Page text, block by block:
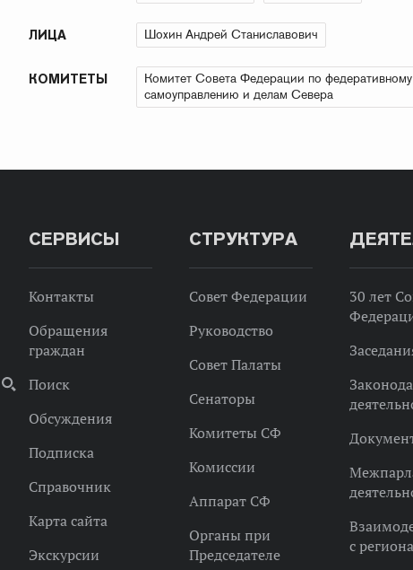
ЛИЦА Шохин Андрей Станиславович
КОМИТЕТЫ
Комитет Совета Федерации по
самоуправлению и делам Севера
СЕРВИСЫ
Контакты
Обращения
граждан
Поиск
Обсуждения
Подписка
Справочник
Карта сайта
Экскурсии
СТРУКТУРА
Совет Федерации
Руководство
Совет Палаты
Сенаторы
Комитеты СФ
Комиссии
Аппарат СФ
Органы при
Председателе
30 лет
с